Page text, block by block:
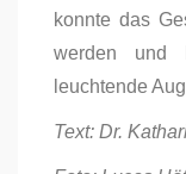
konnte das
werden und
leuchtende
Text: Dr.